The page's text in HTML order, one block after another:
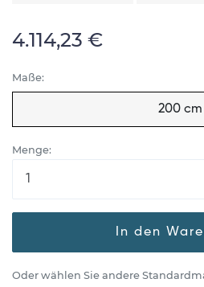
4.114,23 €
Maße:
200 cm
Menge:
In den
Oder wählen Sie andere